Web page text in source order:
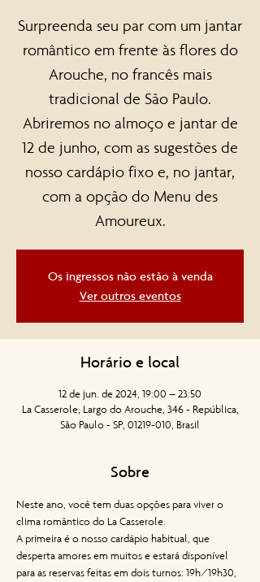
Surpreenda seu par com um jantar
romântico em frente às flores do
Arouche, no francês mais
tradicional de São Paulo.
Abriremos no almoço e jantar de
12 de junho, com as sugestões de
nosso cardápio fixo e, no jantar,
com a opção do Menu des
Amoureux.
Os ingressos não estão à venda
Ver outros eventos
Horário e local
12 de jun. de 2024, 19:00 – 23:50
La Casserole, Largo do Arouche, 346 - República,
São Paulo - SP, 01219-010, Brasil
Sobre
Neste ano, você tem duas opções para viver o
clima romântico do La Casserole.
A primeira é o nosso cardápio habitual, que
desperta amores em muitos e estará disponível
para as reservas feitas em dois turnos: 19h/19h30,